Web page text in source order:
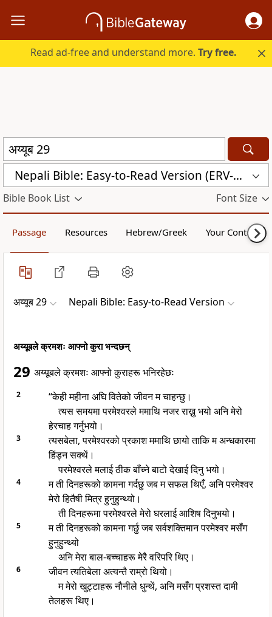
Read ad-free and understand more.Try free.
Nepali Bible: Easy-to-Read Version (ERV-NE)
Bible Book List Font Size
Passage Resources Hebrew/Greek Your Content
अय्यूब 29 Nepali Bible: Easy-to-Read Version
अय्यूबले क्रमशः आफ्नो कुरा भन्दछन्
29 अय्यूबले क्रमशः आफ्नो कुराहरू भनिरहेछः
2
“केही महीना अघि वितेको जीवन म चाहन्छु।
त्यस समयमा परमेश्वरले ममाथि नजर राख्नु भयो अनि मेरो
हेरचाह गर्नुभयो।
3
त्यसबेला, परमेश्वरको प्रकाश ममाथि छायो ताकि म अन्धकारमा
हिंड्न सक्थें।
परमेश्वरले मलाई ठीक बाँच्ने बाटो देखाई दिनु भयो।
4
म ती दिनहरूको कामना गर्दछु जब म सफल थिएँ, अनि परमेश्वर
मेरो हितैषी मित्र हुनुहुन्थ्यो।
ती दिनहरूमा परमेश्वरले मेरो घरलाई आशिष दिनुभयो।
5
म ती दिनहरूको कामना गर्छु जब सर्वशक्तिमान परमेश्वर मसँग
हुनुहुन्थ्यो
अनि मेरा बाल-बच्चाहरू मेरै वरिपरि थिए।
6
जीवन त्यतिबेला अत्यन्तै राम्रो थियो।
म मेरो खुट्टाहरू नौनीले धुन्थें, अनि मसँग प्रशस्त दामी
तेलहरू थिए।